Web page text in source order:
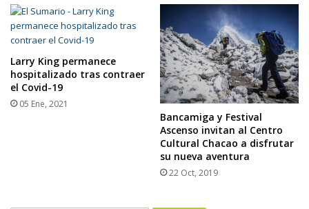
Larry King permanece
hospitalizado tras contraer
el Covid-19
05 Ene, 2021
Bancamiga y Festival
Ascenso invitan al Centro
Cultural Chacao a disfrutar
su nueva aventura
22 Oct, 2019